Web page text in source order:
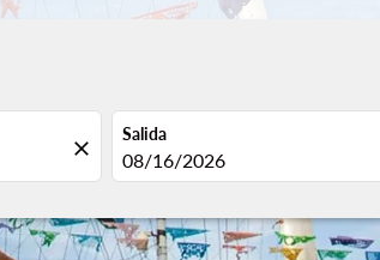
close
Salida
fc-booking-departure-date-
08/16/2026